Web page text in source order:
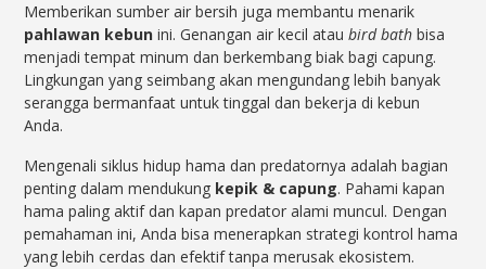
Memberikan sumber air bersih juga membantu menarik
pahlawan kebun ini. Genangan air kecil ataubird bath bisa
menjadi tempat minum dan berkembang biak bagi capung.
Lingkungan yang seimbang akan mengundang lebih banyak
serangga bermanfaat untuk tinggal dan bekerja di kebun
Anda.
Mengenali siklus hidup hama dan predatornya adalah bagian
penting dalam mendukung kepik & capung. Pahami kapan
hama paling aktif dan kapan predator alami muncul. Dengan
pemahaman ini, Anda bisa menerapkan strategi kontrol hama
yang lebih cerdas dan efektif tanpa merusak ekosistem.